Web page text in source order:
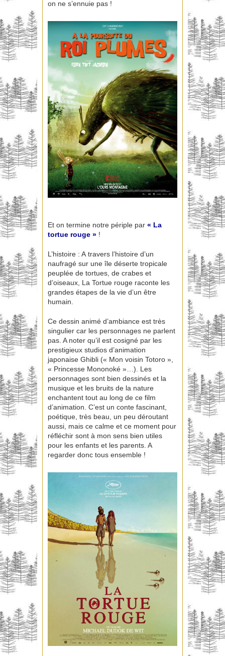
on ne s’ennuie pas !
Et on termine notre périple par « La
tortue rouge » !
L’histoire : A travers l’histoire d’un
naufragé sur une île déserte tropicale
peuplée de tortues, de crabes et
d’oiseaux, La Tortue rouge raconte les
grandes étapes de la vie d’un être
humain.
Ce dessin animé d’ambiance est très
singulier car les personnages ne parlent
pas. A noter qu’il est cosigné par les
prestigieux studios d’animation
japonaise Ghibli (« Mon voisin Totoro »,
« Princesse Mononoké »…). Les
personnages sont bien dessinés et la
musique et les bruits de la nature
enchantent tout au long de ce film
d’animation. C’est un conte fascinant,
poétique, très beau, un peu déroutant
aussi, mais ce calme et ce moment pour
réfléchir sont à mon sens bien utiles
pour les enfants et les parents. A
regarder donc tous ensemble !